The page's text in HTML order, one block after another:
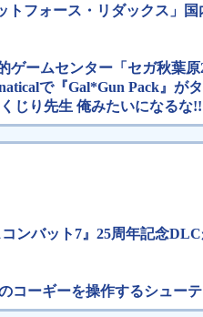
トフォース・リダックス」
ゲームセンター「セガ秋葉
で『Gal*Gun Pack』が
じり先生 俺みたいになるな
ンバット7』25周年記念
コーギーを操作するシュー